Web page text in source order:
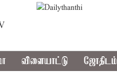
விளையாட்டு ஜோதிடம்